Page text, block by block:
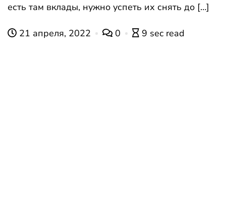
есть там вклады, нужно успеть их снять до […]
21 апреля, 2022 0 9 sec read